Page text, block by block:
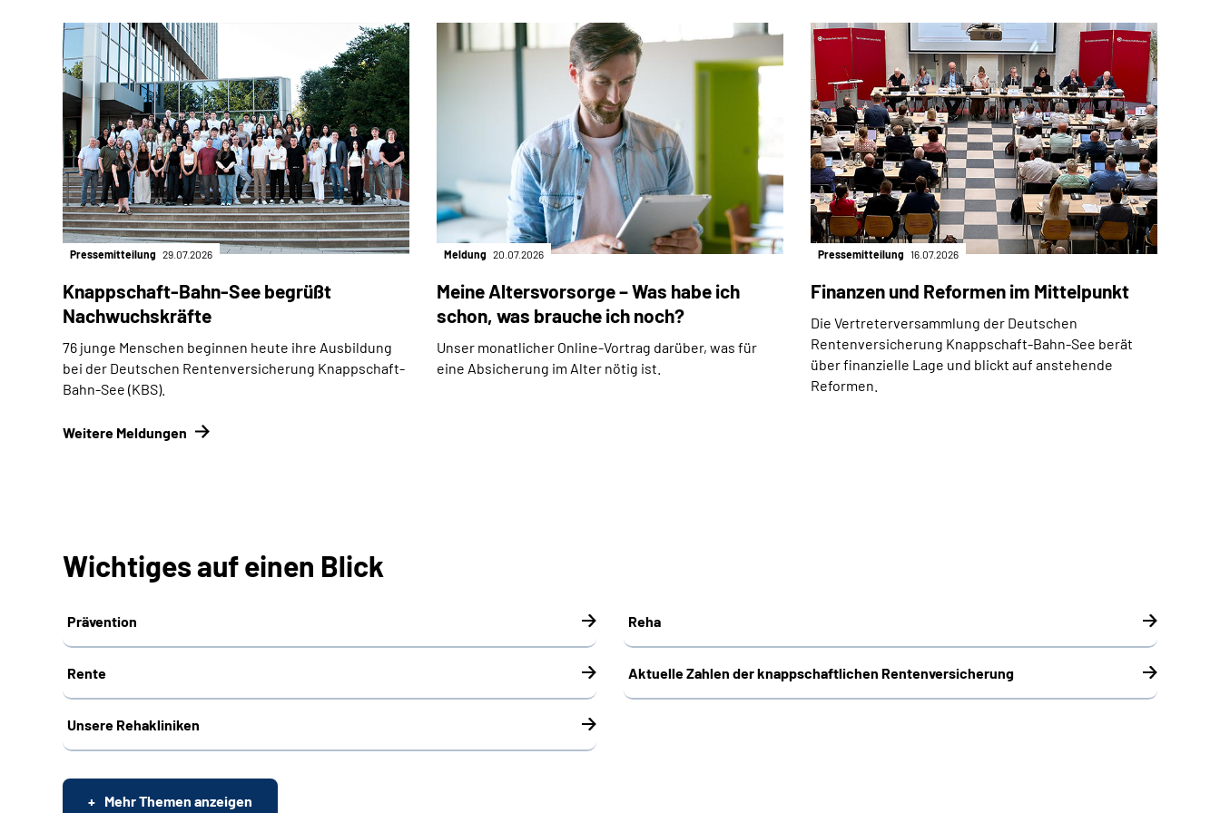
Pressemitteilung 29.07.2026
Knappschaft-Bahn-See begrüßt
Nachwuchskräfte
76 junge Menschen beginnen heute ihre Ausbildung
bei der Deutschen Rentenversicherung Knappschaft-
Bahn-See (KBS).
Meldung 20.07.2026
Meine Altersvorsorge – Was habe ich
schon, was brauche ich noch?
Unser monatlicher Online-Vortrag darüber, was für
eine Absicherung im Alter nötig ist.
Pressemitteilung 16.07.2026
Finanzen und Reformen im Mittelpunkt
Die Vertreterversammlung der Deutschen
Rentenversicherung Knappschaft-Bahn-See berät
über finanzielle Lage und blickt auf anstehende
Reformen.
Weitere Meldungen
Wichtiges auf einen Blick
Prävention Reha
Rente Aktuelle Zahlen der knappschaftlichen Rentenversicherung
Unsere Rehakliniken
Mehr Themen anzeigen